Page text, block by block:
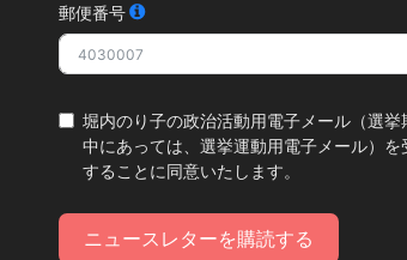
郵便番号
堀内のり子の政治活動用電子メール（選挙
中にあっては、選挙運動用電子メール）を
することに同意いたします。
ニュースレターを購読する